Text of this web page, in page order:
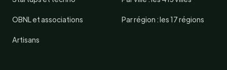
OBNL et associations
Artisans
Par région : les 17 régions